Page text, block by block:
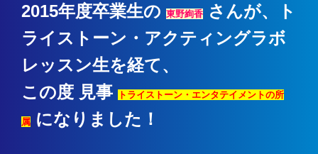
2015年度卒業生の 東野絢香
さんが、ト
ライストーン・アクティングラボ
レッスン生を経て、
この度 見事
トライストーン・エンタテイメントの所
属 になりました！